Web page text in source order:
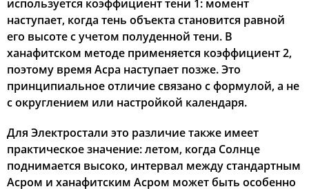
используется коэффициент тени 1: момент
наступает, когда тень объекта становится равной
его высоте с учетом полуденной тени. В
ханафитском методе применяется коэффициент 2,
поэтому время Асра наступает позже. Это
принципиальное отличие связано с формулой, а не
с округлением или настройкой календаря.
Для Электростали это различие также имеет
практическое значение: летом, когда Солнце
поднимается высоко, интервал между стандартным
Асром и ханафитским Асром может быть особенно